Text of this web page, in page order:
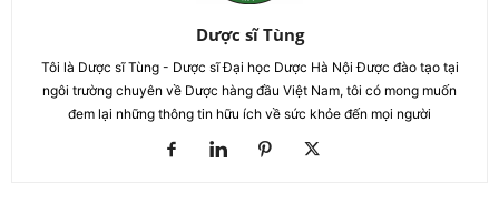
Dược sĩ Tùng
Tôi là Dược sĩ Tùng - Dược sĩ Đại học Dược Hà Nội Được đào tạo tại
ngôi trường chuyên về Dược hàng đầu Việt Nam, tôi có mong muốn
đem lại những thông tin hữu ích về sức khỏe đến mọi người